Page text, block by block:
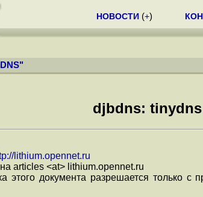
НОВОСТИ (+)
DNS"
djbdns:
lithium.opennet.ru
articles <at> lithium.opennet.ru
этого документа разрешается только